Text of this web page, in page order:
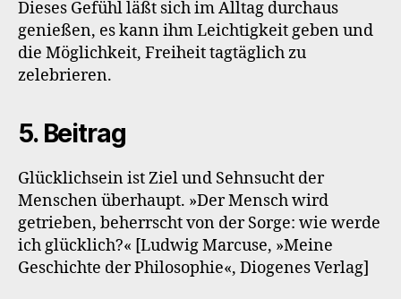
Dieses Gefühl läßt sich im Alltag durchaus
genießen, es kann ihm Leichtigkeit geben und
die Möglichkeit, Freiheit tagtäglich zu
zelebrieren.
5. Beitrag
Glücklichsein ist Ziel und Sehnsucht der
Menschen überhaupt. »Der Mensch wird
getrieben, beherrscht von der Sorge: wie werde
ich glücklich?« [Ludwig Marcuse, »Meine
Geschichte der Philosophie«, Diogenes Verlag]